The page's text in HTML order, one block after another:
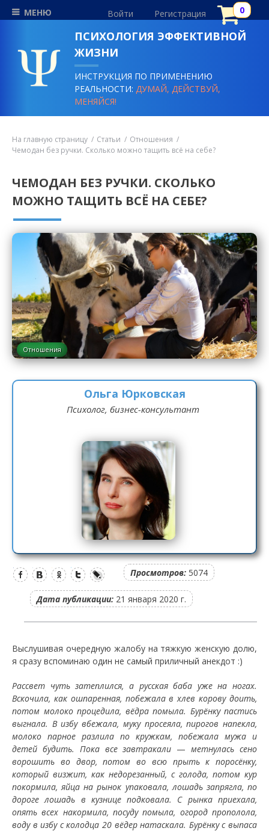
МЕНЮ Войти Регистрация
ПСИХОЛОГИЯ ЭФФЕКТИВНОЙ
ЖИЗНИ
ИНСТРУКЦИЯ ПО ПРИМЕНЕНИЮ
РЕАЛЬНОСТИ:ДУМАЙ, ДЕЙСТВУЙ,
МЕНЯЙСЯ!
На главную страницу Статьи
Отношения
Чемодан без ручки. Сколько можно тащить всё на себе?
ЧЕМОДАН БЕЗ РУЧКИ. СКОЛЬКО
МОЖНО ТАЩИТЬ ВСЁ НА СЕБЕ?
Отношения
Ольга Юрковская
Психолог, бизнес-консультант
Просмотров: 5074
Дата публикации: 21 января 2020 г.
Выслушивая очередную жалобу на тяжкую женскую долю,
я сразу вспоминаю один не самый приличный анекдот :)
Рассвет чуть затеплился, а русская баба уже на ногах.
Вскочила, как ошпаренная, побежала в хлев корову доить,
потом молоко процедила, вёдра помыла. Бурёнку пастись
выгнала. В избу вбежала, муку просеяла, пирогов напекла,
молоко парное разлила по кружкам, побежала мужа и
детей будить. Пока все завтракали — метнулась сено
ворошить во двор, потом во всю прыть к поросёнку,
который визжит, как недорезанный, с голода, потом кур
покормила, яйца на рынок упаковала, лошадь запрягла, по
дороге лошадь в кузнице подковала. С рынка приехала,
опять всех накормила, посуду помыла, огород прополола,
воду в избу с колодца 20 вёдер натаскала. Бурёнку с выпаса